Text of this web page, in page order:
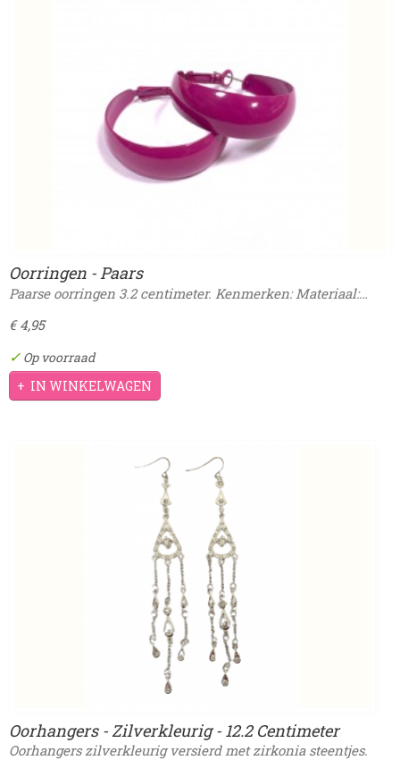
Oorringen - Paars
Paarse oorringen 3.2 centimeter. Kenmerken: Materiaal:…
€ 4,95
✓ Op voorraad
IN WINKELWAGEN
Oorhangers - Zilverkleurig - 12.2 Centimeter
Oorhangers zilverkleurig versierd met zirkonia steentjes.